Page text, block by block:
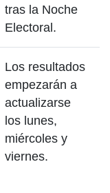
tras la Noche
Electoral.
Los resultados
empezarán a
actualizarse
los lunes,
miércoles y
viernes.